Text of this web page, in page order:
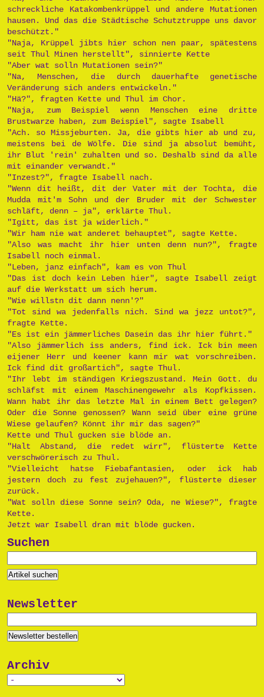
schreckliche Katakombenkrüppel und andere Mutationen
hausen. Und das die Städtische Schutztruppe uns davor
beschützt."
"Naja, Krüppel jibts hier schon nen paar, spätestens
seit Thul Minen herstellt", sinnierte Kette
"Aber wat solln Mutationen sein?"
"Na, Menschen, die durch dauerhafte genetische
Veränderung sich anders entwickeln."
"Hä?", fragten Kette und Thul im Chor.
"Naja, zum Beispiel wenn Menschen eine dritte
Brustwarze haben, zum Beispiel", sagte Isabell
"Ach. so Missjeburten. Ja, die gibts hier ab und zu,
meistens bei de Wölfe. Die sind ja absolut bemüht,
ihr Blut 'rein' zuhalten und so. Deshalb sind da alle
mit einander verwandt."
"Inzest?", fragte Isabell nach.
"Wenn dit heißt, dit der Vater mit der Tochta, die
Mudda mit'm Sohn und der Bruder mit der Schwester
schläft, denn – ja", erklärte Thul.
"Igitt, das ist ja widerlich."
"Wir ham nie wat anderet behauptet", sagte Kette.
"Also was macht ihr hier unten denn nun?", fragte
Isabell noch einmal.
"Leben, janz einfach", kam es von Thul
"Das ist doch kein Leben hier", sagte Isabell zeigt
auf die Werkstatt um sich herum.
"Wie willstn dit dann nenn'?"
"Tot sind wa jedenfalls nich. Sind wa jezz untot?",
fragte Kette.
"Es ist ein jämmerliches Dasein das ihr hier führt."
"Also jämmerlich iss anders, find ick. Ick bin meen
eijener Herr und keener kann mir wat vorschreiben.
Ick find dit großartich", sagte Thul.
"Ihr lebt im ständigen Kriegszustand. Mein Gott. du
schläfst mit einem Maschinengewehr als Kopfkissen.
Wann habt ihr das letzte Mal in einem Bett gelegen?
Oder die Sonne genossen? Wann seid über eine grüne
Wiese gelaufen? Könnt ihr mir das sagen?"
Kette und Thul gucken sie blöde an.
"Halt Abstand, die redet wirr", flüsterte Kette
verschwörerisch zu Thul.
"Vielleicht hatse Fiebafantasien, oder ick hab
jestern doch zu fest zujehauen?", flüsterte dieser
zurück.
"Wat solln diese Sonne sein? Oda, ne Wiese?", fragte
Kette.
Jetzt war Isabell dran mit blöde gucken.
Suchen
Newsletter
Archiv